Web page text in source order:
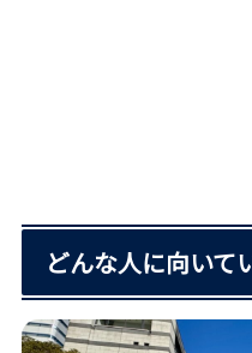
どんな人に向いて